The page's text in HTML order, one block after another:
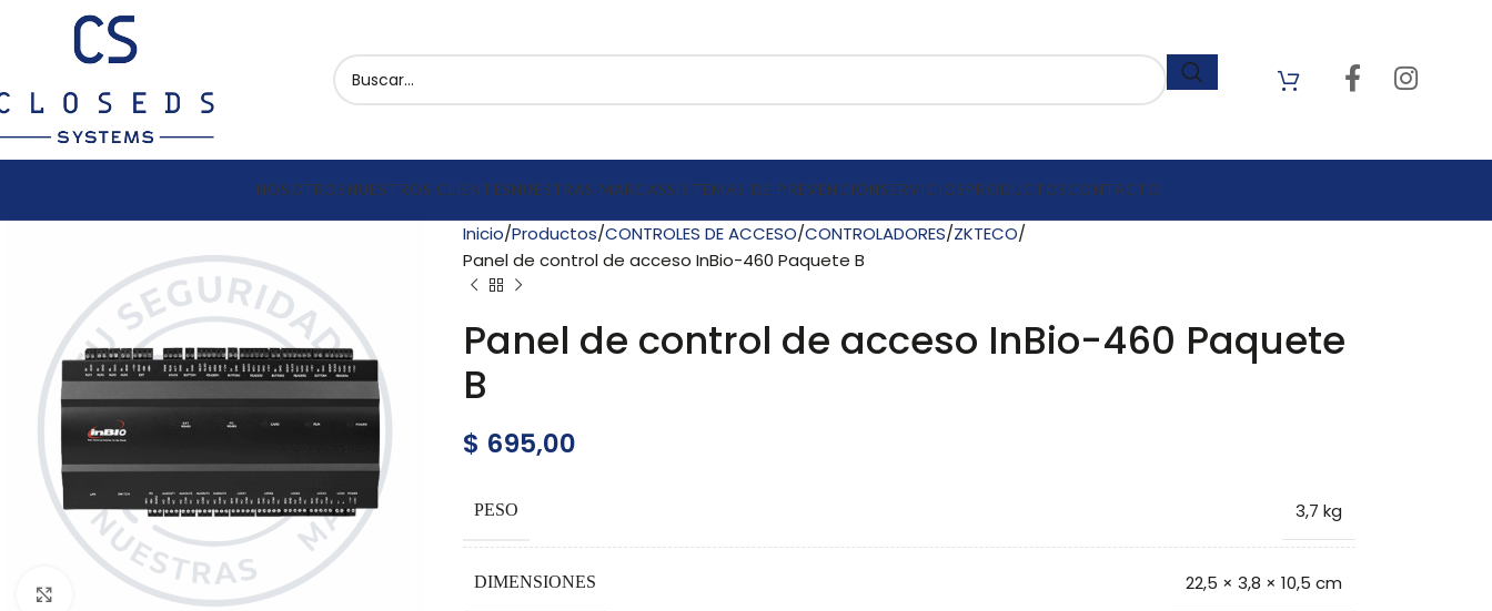
NOSOTROS NUESTROS CLIENTESNUESTRAS MARCASSISTEMAS DE PREVENCIÓNSERVICIOSPRODUCTOSCONTACTO
Click to enlarge
Inicio Productos CONTROLES DE ACCESO CONTROLADORES ZKTECO
Panel de control de acceso InBio-460 Paquete B
Panel de control de acceso InBio-460 Paquete
B
$ 695,00
PESO 3,7 kg
DIMENSIONES 22,5 × 3,8 × 10,5 cm